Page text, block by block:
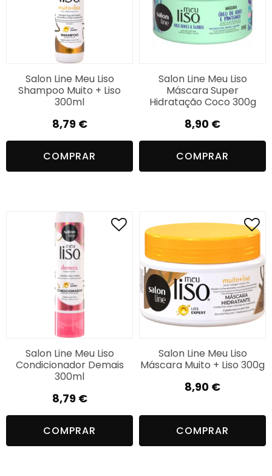
Salon Line Meu Liso
Shampoo Muito + Liso
300ml
8,79 €
COMPRAR
Salon Line Meu Liso
Máscara Super
Hidratação Coco 300g
8,90 €
COMPRAR
Salon Line Meu Liso
Condicionador Demais
300ml
8,79 €
COMPRAR
Salon Line Meu Liso
Máscara Muito + Liso 300g
8,90 €
COMPRAR